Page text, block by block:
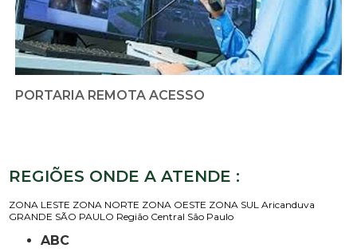
PORTARIA REMOTA ACESSO
REGIÕES ONDE A ATENDE :
ZONA LESTE ZONA NORTE ZONA OESTE ZONA SUL Aricanduva
GRANDE SÃO PAULO Região Central São Paulo
ABC